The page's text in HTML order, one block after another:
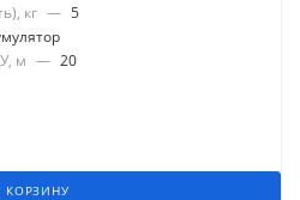
кг — 5
м — 20
КОРЗИНУ